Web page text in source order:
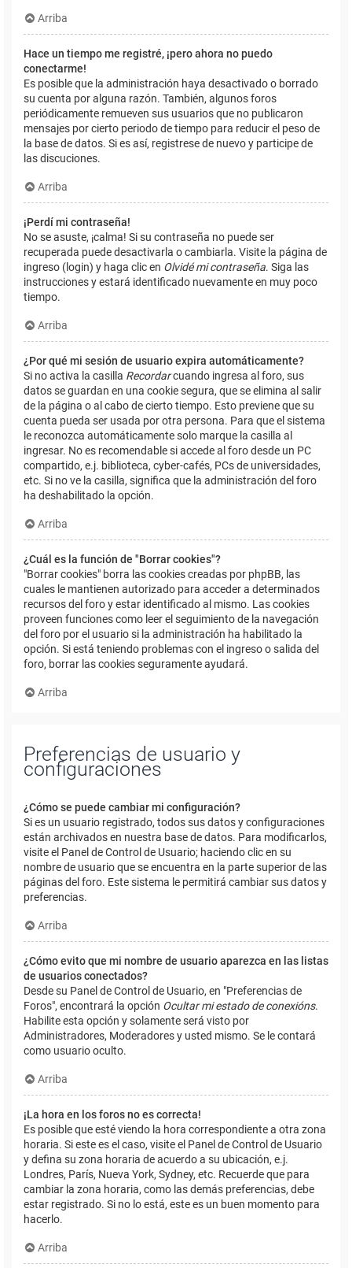
Arriba
Hace un tiempo me registré, ¡pero ahora no puedo
conectarme!
Es posible que la administración haya desactivado o borrado
su cuenta por alguna razón. También, algunos foros
periódicamente remueven sus usuarios que no publicaron
mensajes por cierto periodo de tiempo para reducir el peso de
la base de datos. Si es así, registrese de nuevo y participe de
las discuciones.
Arriba
¡Perdí mi contraseña!
No se asuste, ¡calma! Si su contraseña no puede ser
recuperada puede desactivarla o cambiarla. Visite la página de
ingreso (login) y haga clic en Olvidé mi contraseña. Siga las
instrucciones y estará identificado nuevamente en muy poco
tiempo.
Arriba
¿Por qué mi sesión de usuario expira automáticamente?
Si no activa la casilla Recordarcuando ingresa al foro, sus
datos se guardan en una cookie segura, que se elimina al salir
de la página o al cabo de cierto tiempo. Esto previene que su
cuenta pueda ser usada por otra persona. Para que el sistema
le reconozca automáticamente solo marque la casilla al
ingresar. No es recomendable si accede al foro desde un PC
compartido, e.j. biblioteca, cyber-cafés, PCs de universidades,
etc. Si no ve la casilla, significa que la administración del foro
ha deshabilitado la opción.
Arriba
¿Cuál es la función de "Borrar cookies"?
"Borrar cookies" borra las cookies creadas por phpBB, las
cuales le mantienen autorizado para acceder a determinados
recursos del foro y estar identificado al mismo. Las cookies
proveen funciones como leer el seguimiento de la navegación
del foro por el usuario si la administración ha habilitado la
opción. Si está teniendo problemas con el ingreso o salida del
foro, borrar las cookies seguramente ayudará.
Arriba
Preferencias de usuario y
configuraciones
¿Cómo se puede cambiar mi configuración?
Si es un usuario registrado, todos sus datos y configuraciones
están archivados en nuestra base de datos. Para modificarlos,
visite el Panel de Control de Usuario; haciendo clic en su
nombre de usuario que se encuentra en la parte superior de las
páginas del foro. Este sistema le permitirá cambiar sus datos y
preferencias.
Arriba
¿Cómo evito que mi nombre de usuario aparezca en las listas
de usuarios conectados?
Desde su Panel de Control de Usuario, en "Preferencias de
Foros", encontrará la opción Ocultar mi estado de conexións.
Habilite esta opción y solamente será visto por
Administradores, Moderadores y usted mismo. Se le contará
como usuario oculto.
Arriba
¡La hora en los foros no es correcta!
Es posible que esté viendo la hora correspondiente a otra zona
horaria. Si este es el caso, visite el Panel de Control de Usuario
y defina su zona horaria de acuerdo a su ubicación, e.j.
Londres, París, Nueva York, Sydney, etc. Recuerde que para
cambiar la zona horaria, como las demás preferencias, debe
estar registrado. Si no lo está, este es un buen momento para
hacerlo.
Arriba